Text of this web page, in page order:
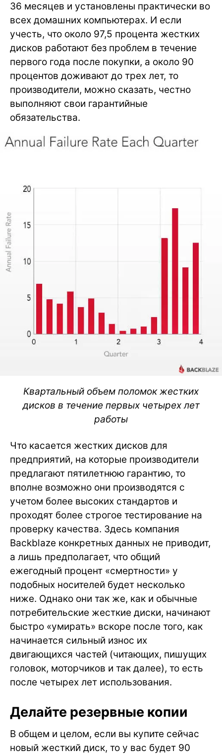
36 месяцев и установлены практически во
всех домашних компьютерах. И если
учесть, что около 97,5 процента жестких
дисков работают без проблем в течение
первого года после покупки, а около 90
процентов доживают до трех лет, то
производители, можно сказать, честно
выполняют свои гарантийные
обязательства.
Квартальный объем поломок жестких
дисков в течение первых четырех лет
работы
Что касается жестких дисков для
предприятий, на которые производители
предлагают пятилетнюю гарантию, то
вполне возможно они производятся с
учетом более высоких стандартов и
проходят более строгое тестирование на
проверку качества. Здесь компания
Backblaze конкретных данных не приводит,
а лишь предполагает, что общий
ежегодный процент «смертности» у
подобных носителей будет несколько
ниже. Однако они так же, как и обычные
потребительские жесткие диски, начинают
быстро «умирать» вскоре после того, как
начинается сильный износ их
двигающихся частей (читающих, пишущих
головок, моторчиков и так далее), то есть
после четырех лет использования.
Делайте резервные копии
В общем и целом, если вы купите сейчас
новый жесткий диск, то у вас будет 90